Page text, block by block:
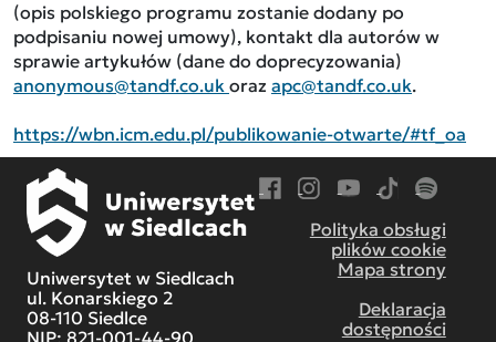
(opis polskiego programu zostanie dodany po
podpisaniu nowej umowy), kontakt dla autorów w
sprawie artykułów (dane do doprecyzowania)
anonymous@tandf.co.uk oraz apc@tandf.co.uk.
https://wbn.icm.edu.pl/publikowanie-otwarte/#tf_oa
Uniwersytet w Siedlcach
ul. Konarskiego 2
08-110 Siedlce
NIP: 821-001-44-90
Polityka obsługi
plików cookie
Mapa strony
Deklaracja
dostępności